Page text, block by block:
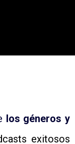
los géneros y
exitosos